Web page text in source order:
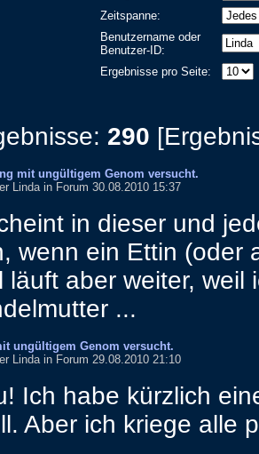
Zeitspanne:
Benutzername oder
Benutzer-ID:
Ergebnisse pro Seite:
290
mit ungültigem Genom versucht.
Linda in Forum 30.08.2010 15:37
in dieser und
, wenn ein Ettin (oder
läuft aber weiter, weil
...
ungültigem Genom versucht.
Linda in Forum 29.08.2010 21:10
! Ich habe kürzlich
. Aber ich kriege alle